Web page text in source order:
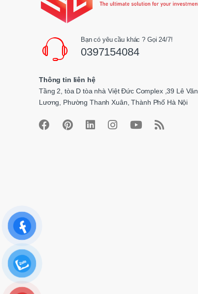
Bạn có yêu cầu khác ? Gọi 24/7!
0397154084
Thông tin liên hệ
Tầng 2, tòa D tòa nhà Việt Đức Complex ,39 Lê Văn
Lương, Phường Thanh Xuân, Thành Phố Hà Nội